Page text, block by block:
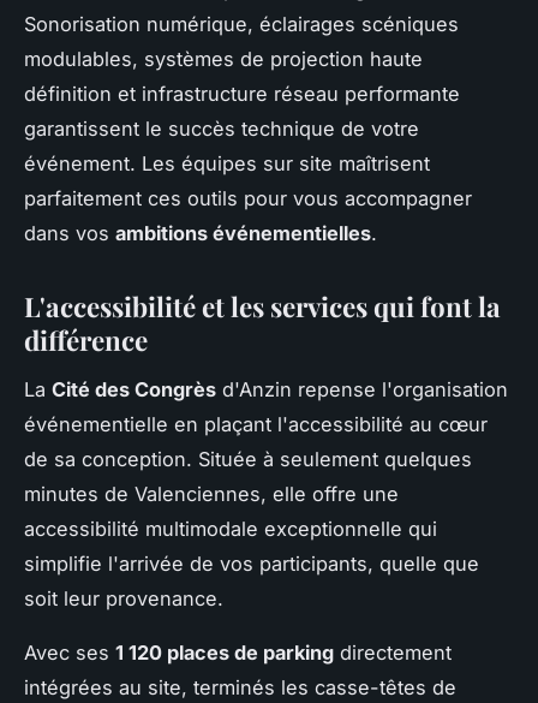
Sonorisation numérique, éclairages scéniques
modulables, systèmes de projection haute
définition et infrastructure réseau performante
garantissent le succès technique de votre
événement. Les équipes sur site maîtrisent
parfaitement ces outils pour vous accompagner
dans vos ambitions événementielles.
L'accessibilité et les services qui font la
différence
La Cité des Congrès d'Anzin repense l'organisation
événementielle en plaçant l'accessibilité au cœur
de sa conception. Située à seulement quelques
minutes de Valenciennes, elle offre une
accessibilité multimodale exceptionnelle qui
simplifie l'arrivée de vos participants, quelle que
soit leur provenance.
Avec ses 1 120 places de parking directement
intégrées au site, terminés les casse-têtes de